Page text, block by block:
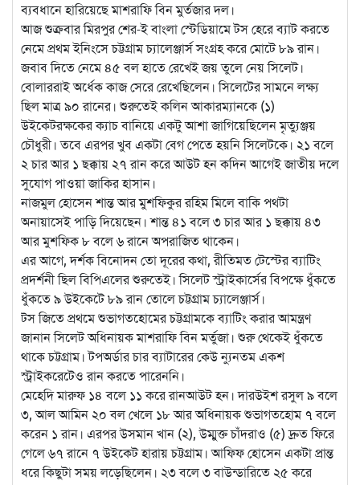
ব্যবধানে হারিয়েছে মাশরাফি বিন মুর্তজার দল।
আজ শুক্রবার মিরপুর শের-ই বাংলা স্টেডিয়ামে টস হেরে ব্যাট করতে
নেমে প্রথম ইনিংসে চট্টগ্রাম চ্যালেঞ্জার্স সংগ্রহ করে মোটে ৮৯ রান।
জবাব দিতে নেমে ৪৫ বল হাতে রেখেই জয় তুলে নেয় সিলেট।
বোলাররাই অর্ধেক কাজ সেরে রেখেছিলেন। সিলেটের সামনে লক্ষ্য
ছিল মাত্র ৯০ রানের। শুরুতেই কলিন আকারম্যানকে (১)
উইকেটরক্ষকের ক্যাচ বানিয়ে একটু আশা জাগিয়েছিলেন মৃত্যুঞ্জয়
চৌধুরী। তবে এরপর খুব একটা বেগ পেতে হয়নি সিলেটকে। ২১ বলে
২ চার আর ১ ছক্কায় ২৭ রান করে আউট হন কদিন আগেই জাতীয় দলে
সুযোগ পাওয়া জাকির হাসান।
নাজমুল হোসেন শান্ত আর মুশফিকুর রহিম মিলে বাকি পথটা
অনায়াসেই পাড়ি দিয়েছেন। শান্ত ৪১ বলে ৩ চার আর ১ ছক্কায় ৪৩
আর মুশফিক ৮ বলে ৬ রানে অপরাজিত থাকেন।
এর আগে, দর্শক বিনোদন তো দূরের কথা, রীতিমত টেস্টের ব্যাটিং
প্রদর্শনী ছিল বিপিএলের শুরুতেই। সিলেট স্ট্রাইকার্সের বিপক্ষে ধুঁকতে
ধুঁকতে ৯ উইকেটে ৮৯ রান তোলে চট্টগ্রাম চ্যালেঞ্জার্স।
টস জিতে প্রথমে শুভাগতহোমের চট্টগ্রামকে ব্যাটিং করার আমন্ত্রণ
জানান সিলেট অধিনায়ক মাশরাফি বিন মর্তুজা। শুরু থেকেই ধুঁকতে
থাকে চট্টগ্রাম। টপঅর্ডার চার ব্যাটারের কেউ ন্যুনতম একশ
স্ট্রাইকরেটেও রান করতে পারেননি।
মেহেদি মারুফ ১৪ বলে ১১ করে রানআউট হন। দারউইশ রসুল ৯ বলে
৩, আল আমিন ২০ বল খেলে ১৮ আর অধিনায়ক শুভাগতহোম ৭ বলে
করেন ১ রান। এরপর উসমান খান (২), উম্মুক্ত চাঁদরাও (৫) দ্রুত ফিরে
গেলে ৬৭ রানে ৭ উইকেট হারায় চট্টগ্রাম। আফিফ হোসেন একটা প্রান্ত
ধরে কিছুটা সময় লড়েছিলেন। ২৩ বলে ৩ বাউন্ডারিতে ২৫ করে